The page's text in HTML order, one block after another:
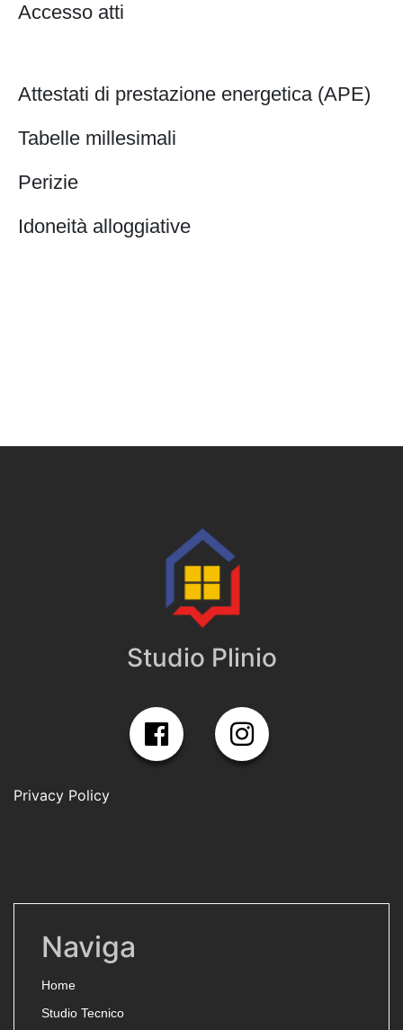
Accesso atti
Attestati di prestazione energetica (APE)
Tabelle millesimali
Perizie
Idoneità alloggiative
Studio Plinio
Privacy Policy
Naviga
Home
Studio Tecnico